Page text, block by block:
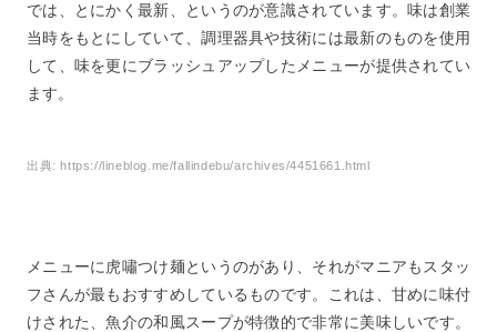
では、とにかく最新、というのが意識されています。味は創業
当時をもとにしていて、調理器具や技術には最新のものを使用
して、味を更にブラッシュアップしたメニューが提供されてい
ます。
出典:https://lineblog.me/fallindebu/archives/4451661.html
メニューに虎嘯つけ麺というのがあり、それがマニアもスタッ
フさんが最もおすすめしているものです。これは、甘めに味付
けされた、魚介の和風スープが特徴的で非常に美味しいです。